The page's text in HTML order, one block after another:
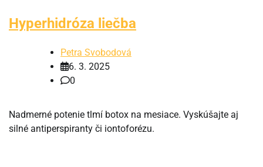
Hyperhidróza liečba
Petra Svobodová
6. 3. 2025
0
Nadmerné potenie tlmí botox na mesiace. Vyskúšajte aj
silné antiperspiranty či iontoforézu.